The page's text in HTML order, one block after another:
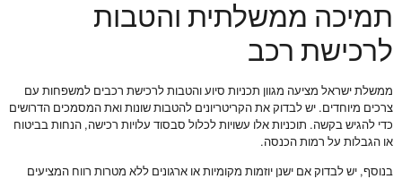
תמיכה ממשלתית והטבות
לרכישת רכב
ממשלת ישראל מציעה מגוון תכניות סיוע והטבות לרכישת רכבים למשפחות עם
צרכים מיוחדים. יש לבדוק את הקריטריונים להטבות שונות ואת המסמכים הדרושים
כדי להגיש בקשה. תוכניות אלו עשויות לכלול סבסוד עלויות רכישה, הנחות בביטוח
או הגבלות על רמות הכנסה.
בנוסף, יש לבדוק אם ישנן יוזמות מקומיות או ארגונים ללא מטרות רווח המציעים